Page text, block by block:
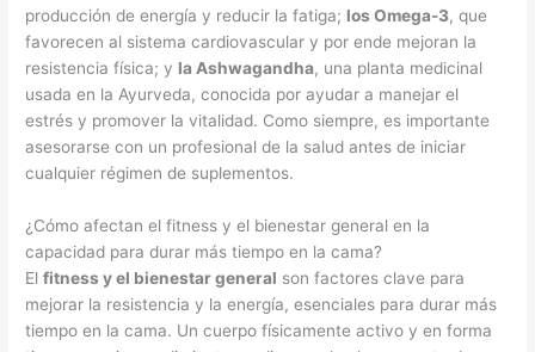
producción de energía y reducir la fatiga; los Omega-3, que
favorecen al sistema cardiovascular y por ende mejoran la
resistencia física; y la Ashwagandha, una planta medicinal
usada en la Ayurveda, conocida por ayudar a manejar el
estrés y promover la vitalidad. Como siempre, es importante
asesorarse con un profesional de la salud antes de iniciar
cualquier régimen de suplementos.
¿Cómo afectan el fitness y el bienestar general en la
capacidad para durar más tiempo en la cama?
Elfitness y el bienestar general son factores clave para
mejorar la resistencia y la energía, esenciales para durar más
tiempo en la cama. Un cuerpo físicamente activo y en forma